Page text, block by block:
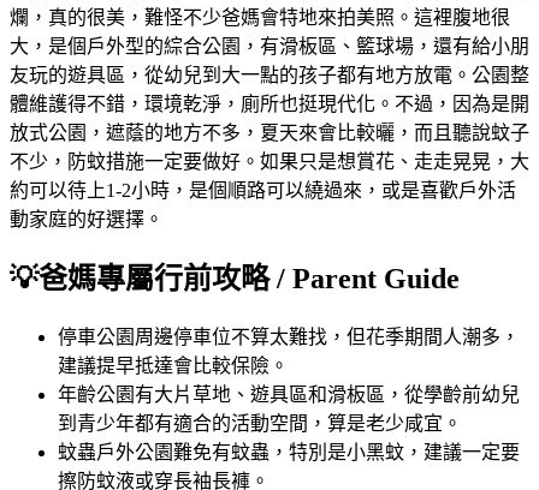
爛，真的很美，難怪不少爸媽會特地來拍美照。這裡腹地很
大，是個戶外型的綜合公園，有滑板區、籃球場，還有給小朋
友玩的遊具區，從幼兒到大一點的孩子都有地方放電。公園整
體維護得不錯，環境乾淨，廁所也挺現代化。不過，因為是開
放式公園，遮蔭的地方不多，夏天來會比較曬，而且聽說蚊子
不少，防蚊措施一定要做好。如果只是想賞花、走走晃晃，大
約可以待上1-2小時，是個順路可以繞過來，或是喜歡戶外活
動家庭的好選擇。
💡爸媽專屬行前攻略 / Parent Guide
停車公園周邊停車位不算太難找，但花季期間人潮多，
建議提早抵達會比較保險。
年齡公園有大片草地、遊具區和滑板區，從學齡前幼兒
到青少年都有適合的活動空間，算是老少咸宜。
蚊蟲戶外公園難免有蚊蟲，特別是小黑蚊，建議一定要
擦防蚊液或穿長袖長褲。